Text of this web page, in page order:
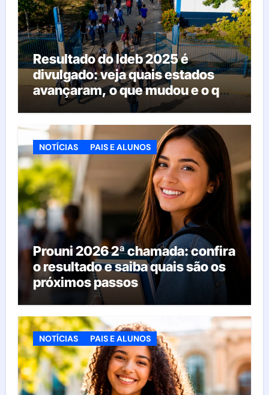
Resultado do Ideb 2025 é
divulgado: veja quais estados
avançaram, o que mudou e o que
esperar da educação brasileira
NOTÍCIAS PAIS E ALUNOS
Prouni 2026 2ª chamada: confira
o resultado e saiba quais são os
próximos passos
NOTÍCIAS PAIS E ALUNOS